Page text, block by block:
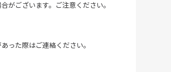
がございます。ご注意ください。
った際はご連絡ください。